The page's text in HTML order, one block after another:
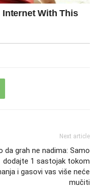
Next article
da grah ne nadima: Samo
dodajte 1 sastojak tokom
i gasovi vas više neće
mučiti